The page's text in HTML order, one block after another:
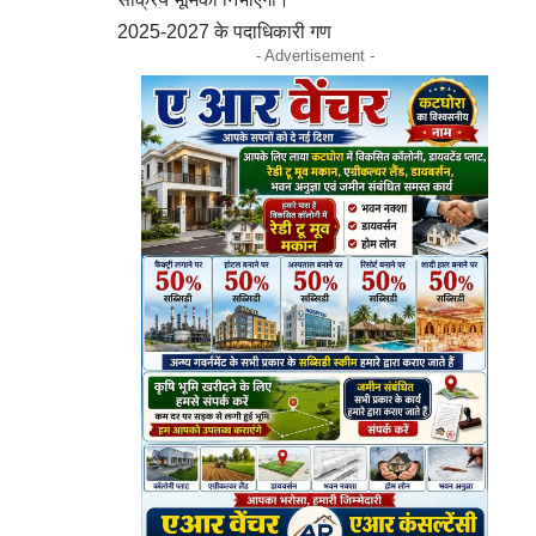
2025-2027 के पदाधिकारी गण
- Advertisement -